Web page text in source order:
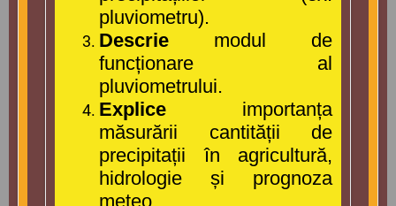
pluviometru).
Descrie modul de
funcționare al
pluviometrului.
Explice importanța
măsurării cantității de
precipitații în agricultură,
hidrologie și prognoza
meteo.